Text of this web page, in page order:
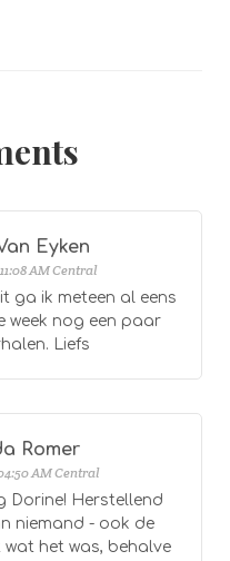
Eyken
AM Central
ga ik meteen al eens
week nog een paar
Liefs
Romer
AM Central
Dorine! Herstellend
niemand - ook de
het was, behalve